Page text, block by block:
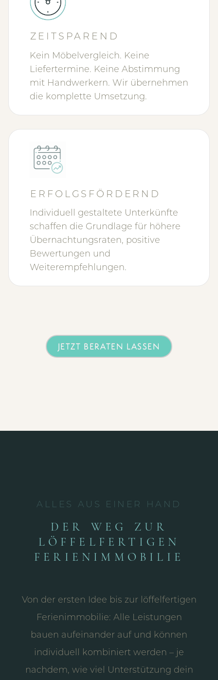
ZEITSPAREND
Kein Möbelvergleich. Keine
Liefertermine. Keine Abstimmung
mit Handwerkern. Wir übernehmen
die komplette Umsetzung.
ERFOLGSFÖRDERND
Individuell gestaltete Unterkünfte
schaffen die Grundlage für höhere
Übernachtungsraten, positive
Bewertungen und
Weiterempfehlungen.
JETZT BERATEN LASSEN
ALLES AUS EINER HAND
DER WEG ZUR
LÖFFELFERTIGEN
FERIENIMMOBILIE
Von der ersten Idee bis zur löffelfertigen
Ferienimmobilie: Alle Leistungen
bauen aufeinander auf und können
individuell kombiniert werden – je
nachdem, wie viel Unterstützung dein